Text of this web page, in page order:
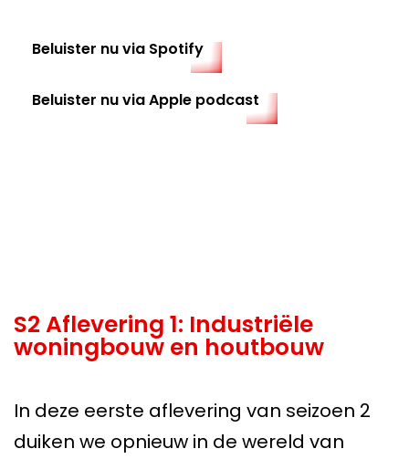
Beluister nu via Spotify
Beluister nu via Apple podcast
S2 Aflevering 1: Industriële
woningbouw en houtbouw
In deze eerste aflevering van seizoen 2
duiken we opnieuw in de wereld van